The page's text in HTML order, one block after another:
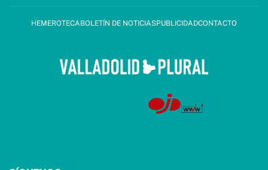
HEMEROTECABOLETÍN DE NOTICIASPUBLICIDADCONTACTO